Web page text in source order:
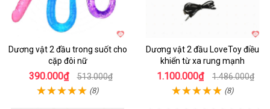
Dương vật 2 đầu trong suốt cho
cặp đôi nữ
390.000₫ 513.000₫
(8)
Dương vật 2 đầu LoveToy điều
khiển từ xa rung mạnh
1.100.000₫ 1.486.000₫
(8)